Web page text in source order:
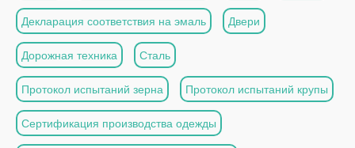
Декларация соответствия на эмаль Двери
Дорожная техника Сталь
Протокол испытаний зерна Протокол испытаний крупы
Сертификация производства одежды